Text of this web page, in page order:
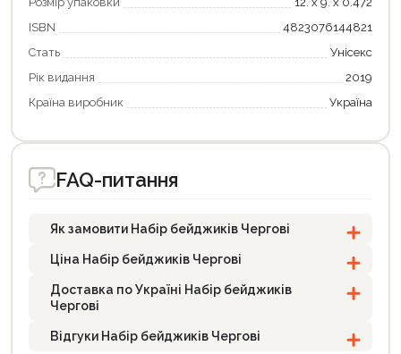
ISBN
4823076144821
Стать
Унісекс
Рік видання
2019
Країна виробник
Україна
FAQ-питання
Як замовити Набір бейджиків Чергові
Ціна Набір бейджиків Чергові
Доставка по Україні Набір бейджиків
Чергові
Відгуки Набір бейджиків Чергові
Продовжити покупки